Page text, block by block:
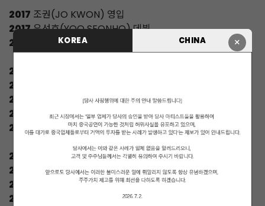
×
KOREA CHINA
2017 조권(JO KWON) 영입
2017유선호(YOO SEONHO) 데뷔
2017
프로젝트 그룹'TRIPLE H(트리플 H) 데뷔
2016
2016
2016
펜타곤(PENTAGON) 데뷔
2016
허경환(HEO KYEONGHWAN) 영입
2016(주)스타라인엔터 설립
2015
큐브 엔터테인먼트 재팬 설립
2015
씨엘씨(CLC) 데뷔
2015
나인우(NA INWOO) 데뷔
2015